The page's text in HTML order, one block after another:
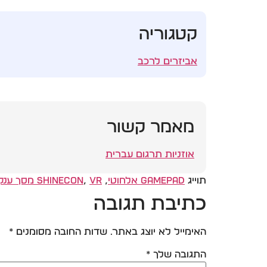
קטגוריה
אביזרים לרכב
מאמר קשור
אוזניות תרגום עברית
תוייג Gamepad אלחוטי ,
Shinecon, VR מסך ענק
כתיבת תגובה
האימייל לא יוצג באתר. שדות החובה מסומנים *
התגובה שלך *